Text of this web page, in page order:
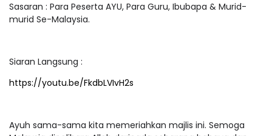
Sasaran : Para Peserta AYU, Para Guru, Ibubapa & Murid-
murid Se-Malaysia.
Siaran Langsung :
https://youtu.be/FkdbLVIvH2s
Ayuh sama-sama kita memeriahkan majlis ini. Semoga